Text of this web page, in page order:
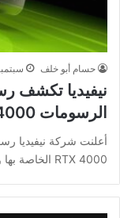
حسام أبو خلف سبتمبر 20,
نيفيديا تكشف
الرسومات RTX 4000
أعلنت شركة نيفيديا
RTX 4000 الخاصة بها والتي تحمل اسم عائلة RTX…